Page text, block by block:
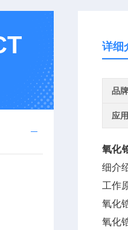
详细
品牌
应
氧化
细介
工作
氧化
氧化